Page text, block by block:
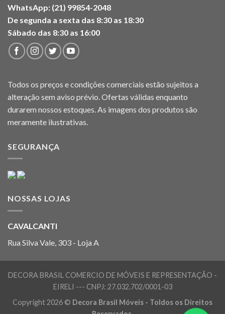
WhatsApp: (21) 99854-2048
De segunda a sexta das 8:30 as 18:30
Sábado das 8:30 as 16:00
Todos os preços e condições comerciais estão sujeitos a
alteração sem aviso prévio. Ofertas válidas enquanto
durarem nossos estoques. As imagens dos produtos são
meramente ilustrativas.
SEGURANÇA
NOSSAS LOJAS
CAVALCANTI
Rua Silva Vale, 303 - Loja A
DECORA BRASIL COMERCIO DE MÓVEIS E REPRESENTAÇÃO -
EIRELI --- CNPJ: 27.032.702/0001-03
Copyright 2026 © Decora Brasil Móveis - Toldos os Direitos